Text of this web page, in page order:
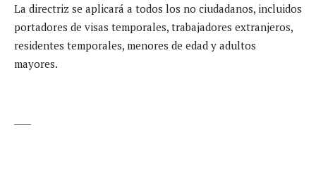
La directriz se aplicará a todos los no ciudadanos, incluidos
portadores de visas temporales, trabajadores extranjeros,
residentes temporales, menores de edad y adultos
mayores.